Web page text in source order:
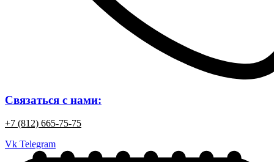
Связаться с нами:
+7 (812) 665-75-75
Vk Telegram